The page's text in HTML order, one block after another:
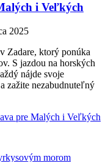
i Veľkých
2025
Zadare, ktorý ponúka
S jazdou na horských
nájde svoje
zažite nezabudnuteľný
pre Malých i Veľkých